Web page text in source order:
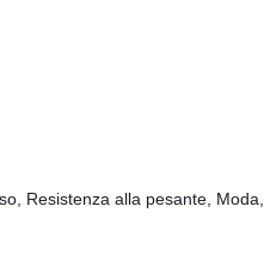
Resistenza alla pesante,